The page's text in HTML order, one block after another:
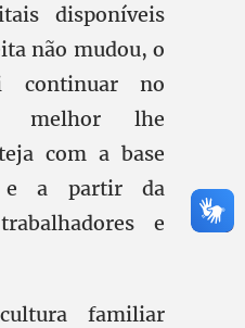
disponíveis
não mudou, o
continuar no
melhor lhe
com a base
a partir da
e
familiar